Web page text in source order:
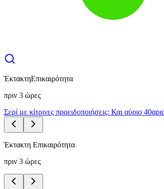
ΈκτακτηΕπικαιρότητα
πριν 3 ώρες
Σερί με κίτρινες προειδοποιήσεις: Και αύριο
Έκτακτη Επικαιρότητα
πριν 3 ώρες